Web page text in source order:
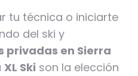
tu técnica o iniciarte
del ski y
privadas en Sierra
XL Ski son la elección